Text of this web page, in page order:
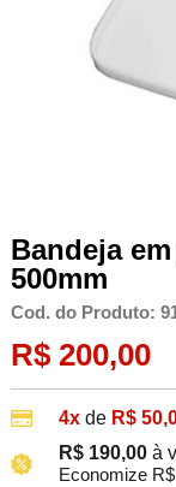
Bandeja
500mm
Cod. do Produto:
R$ 200,00
4xde R$
R$ 190,00 à
Economize